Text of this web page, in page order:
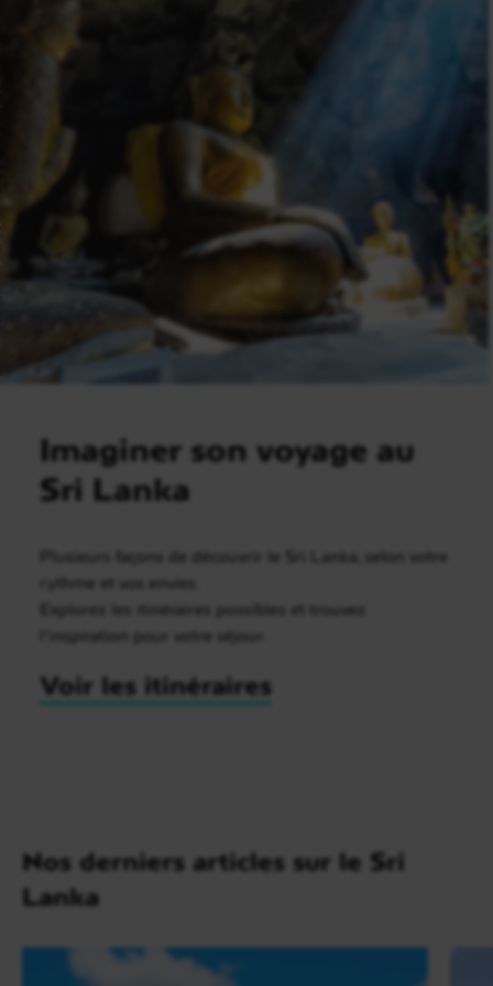
Imaginer son voyage au
Sri Lanka
Plusieurs façons de découvrir le Sri Lanka, selon votre
rythme et vos envies.
Explorez les itinéraires possibles et trouvez
l’inspiration pour votre séjour.
Voir les itinéraires
Nos derniers articles sur le Sri
Lanka